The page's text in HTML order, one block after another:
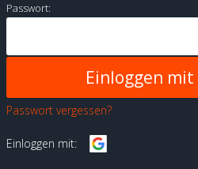
Passwort:
Passwort vergessen?
Einloggen mit: